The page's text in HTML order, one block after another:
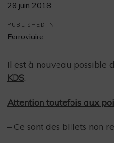
28 juin 2018
PUBLISHED IN:
Ferroviaire
Il est à nouveau possible
KDS.
Attention toutefois aux
– Ce sont des billets non